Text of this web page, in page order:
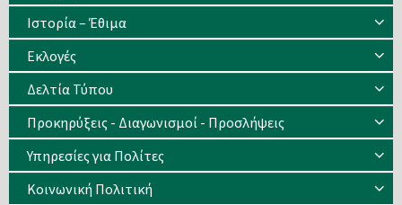
Ιστορία – Έθιμα
Eκλογές
Δελτία Τύπου
Προκηρύξεις - Διαγωνισμοί - Προσλήψεις
Υπηρεσίες για Πολίτες
Κοινωνική Πολιτική